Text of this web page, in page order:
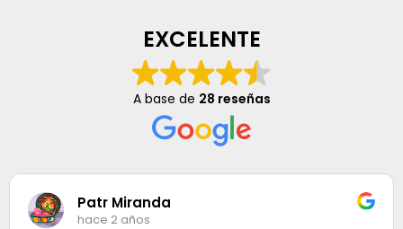
EXCELENTE
A base de 28 reseñas
Patr Miranda
hace 2 años